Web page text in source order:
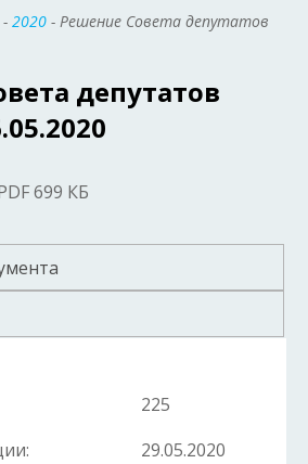
- 2020 - Решение Совета депутатов
депутатов
699 КБ
225
29.05.2020